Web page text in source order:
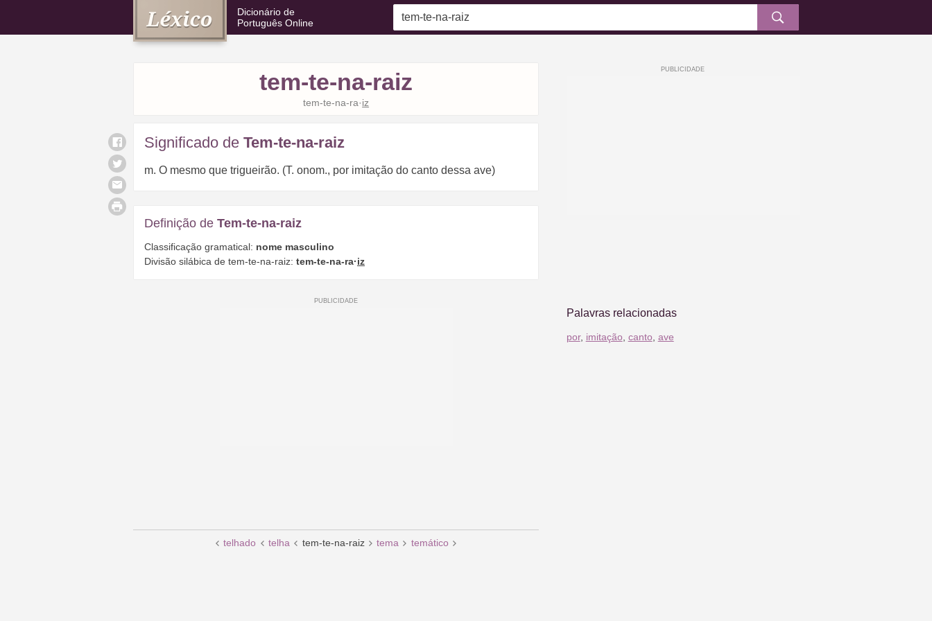
Dicionário de
Português Online
tem-te-na-raiz
tem-te-na-ra·iz
Significado de Tem-te-na-raiz
m. O mesmo que trigueirão. (T. onom., por imitação do canto dessa ave)
Definição de Tem-te-na-raiz
Classificação gramatical: nome masculino
Divisão silábica de tem-te-na-raiz: tem-te-na-ra·iz
telhado telha tem-te-na-raiz tema temático
Palavras relacionadas
por, imitação, canto, ave